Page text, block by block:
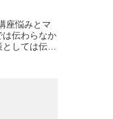
座悩みとマ
は伝わらなか
しては伝え